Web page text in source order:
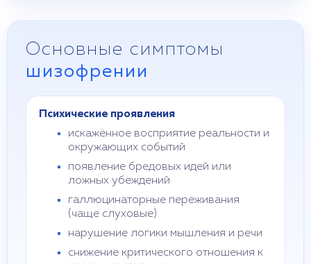
Основные симптомы
шизофрении
Психические проявления
искажённое восприятие реальности и
окружающих событий
появление бредовых идей или
ложных убеждений
галлюцинаторные переживания
(чаще слуховые)
нарушение логики мышления и речи
снижение критического отношения к